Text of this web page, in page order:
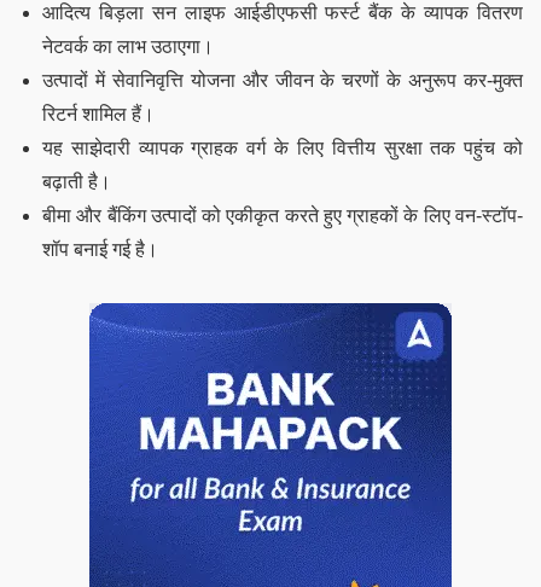
आदित्य बिड़ला सन लाइफ आईडीएफसी फर्स्ट बैंक के व्यापक वितरण
नेटवर्क का लाभ उठाएगा।
उत्पादों में सेवानिवृत्ति योजना और जीवन के चरणों के अनुरूप कर-मुक्त
रिटर्न शामिल हैं।
यह साझेदारी व्यापक ग्राहक वर्ग के लिए वित्तीय सुरक्षा तक पहुंच को
बढ़ाती है।
बीमा और बैंकिंग उत्पादों को एकीकृत करते हुए ग्राहकों के लिए वन-स्टॉप-
शॉप बनाई गई है।